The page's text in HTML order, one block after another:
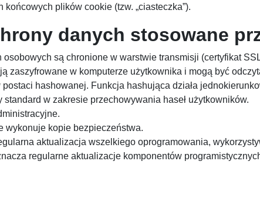
plików cookie (tzw. „ciasteczka”).
danych stosowane
są chronione w warstwie transmisji (certyfikat
zaszyfrowane w komputerze użytkownika i mogą być
hashowanej. Funkcja hashująca działa
standard w zakresie przechowywania haseł użytkowników.
wykonuje kopie bezpieczeństwa.
aktualizacja wszelkiego oprogramowania,
regularne aktualizacje komponentów